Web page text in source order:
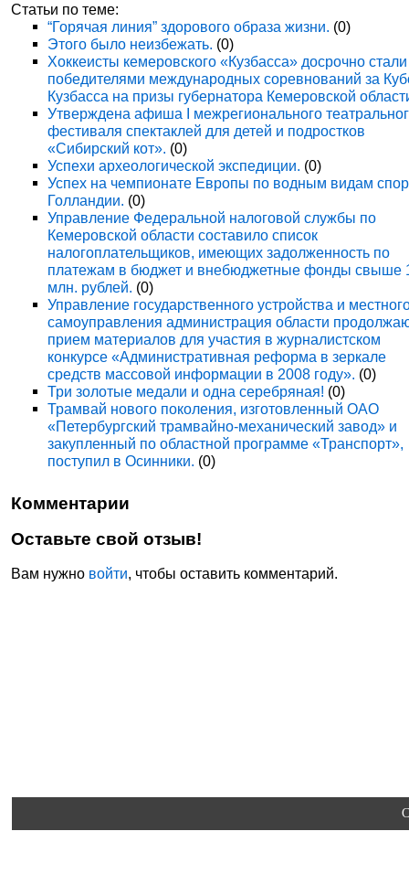
Статьи по теме:
“Горячая линия” здорового образа жизни. (0)
Этого было неизбежать. (0)
Хоккеисты кемеровского «Кузбасса» досрочно стали
победителями международных соревнований за
Кузбасса на призы губернатора Кемеровской
Утверждена афиша I межрегионального
фестиваля спектаклей для детей и подростков
«Сибирский кот». (0)
Успехи археологической экспедиции. (0)
Успех на чемпионате Европы по водным видам
Голландии. (0)
Управление Федеральной налоговой службы по
Кемеровской области составило список
налогоплательщиков, имеющих задолженность по
платежам в бюджет и внебюджетные фонды свыше
млн. рублей. (0)
Управление государственного устройства и
самоуправления администрация области
прием материалов для участия в журналистском
конкурсе «Административная реформа в зеркале
средств массовой информации в 2008 году». (0)
Три золотые медали и одна серебряная! (0)
Трамвай нового поколения, изготовленный ОАО
«Петербургский трамвайно-механический завод» и
закупленный по областной программе «Транспорт»,
поступил в Осинники. (0)
Комментарии
Оставьте свой отзыв!
Вам нужно войти, чтобы оставить комментарий.